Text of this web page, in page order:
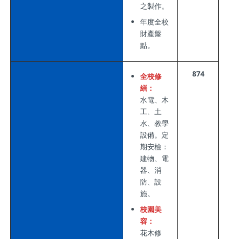
之製作。
年度全校
財產盤
點。
全校修
繕：
水電、木
工、土
水、教學
設備。定
期安檢：
建物、電
器、消
防、設
施。
校園美
容：
花木修
874